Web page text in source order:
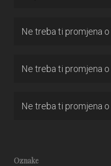
Ne treba ti promjena o
Ne treba ti promjena o
Ne treba ti promjena o
Oznake